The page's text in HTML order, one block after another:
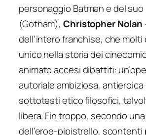
personaggio Batman e del
(Gotham),Christopher Nolan
dell’intero franchise, che
unico nella storia dei
animato accesi dibattiti:
autoriale ambiziosa, antieroica
sottotesti etico filosofici,
libera. Fin troppo, secondo
dell’eroe-pipistrello, scontenti